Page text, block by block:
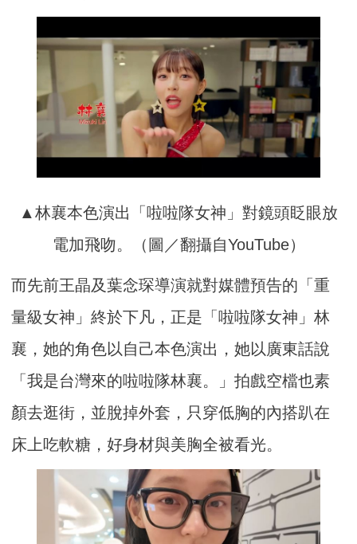
▲林襄本色演出「啦啦隊女神」對鏡頭眨眼放
電加飛吻。（圖／翻攝自YouTube）
而先前王晶及葉念琛導演就對媒體預告的「重
量級女神」終於下凡，正是「啦啦隊女神」林
襄，她的角色以自己本色演出，她以廣東話說
「我是台灣來的啦啦隊林襄。」拍戲空檔也素
顏去逛街，並脫掉外套，只穿低胸的內搭趴在
床上吃軟糖，好身材與美胸全被看光。